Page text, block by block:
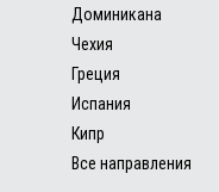
Доминикана
Чехия
Греция
Испания
Кипр
Все направления